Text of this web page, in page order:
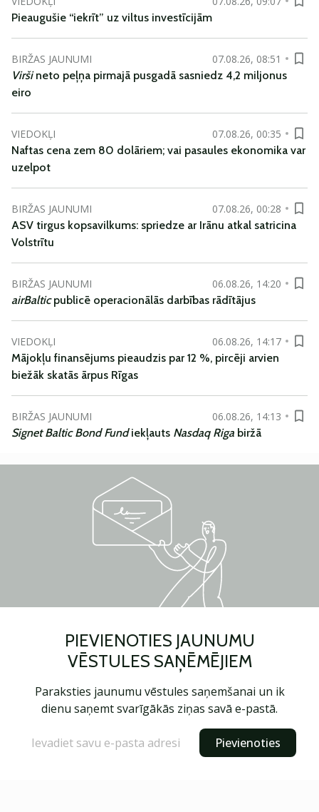
Pieaugušie “iekrīt” uz viltus investīcijām
BIRŽAS JAUNUMI
07.08.26, 08:51
Viršineto peļņa pirmajā pusgadā sasniedz 4,2 miljonus
eiro
VIEDOKĻI
07.08.26, 00:35
Naftas cena zem 80 dolāriem; vai pasaules ekonomika var
uzelpot
BIRŽAS JAUNUMI
07.08.26, 00:28
ASV tirgus kopsavilkums: spriedze ar Irānu atkal satricina
Volstrītu
BIRŽAS JAUNUMI
06.08.26, 14:20
airBalticpublicē operacionālās darbības rādītājus
VIEDOKĻI
06.08.26, 14:17
Mājokļu finansējums pieaudzis par 12 %, pircēji arvien
biežāk skatās ārpus Rīgas
BIRŽAS JAUNUMI
06.08.26, 14:13
Signet Baltic Bond Fundiekļauts Nasdaq Riga biržā
PIEVIENOTIES JAUNUMU
VĒSTULES SAŅĒMĒJIEM
Paraksties jaunumu vēstules saņemšanai un ik
dienu saņemt svarīgākās ziņas savā e-pastā.
Pievienoties